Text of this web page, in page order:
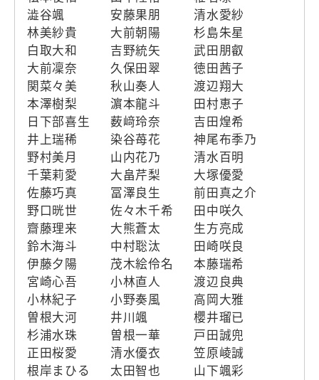
澁谷颯
安藤果朋
清水愛紗
林美紗貴
大前朝陽
杉島朱星
白取大和
吉野統矢
武田朋叡
大前凜奈
久保田翠
徳田茜子
関菜々美
秋山奏人
渡辺翔大
本澤樹梨
濵本龍斗
田村恵子
日下部喜生
薮﨑玲奈
吉田煌希
井上瑞稀
染谷苺花
神尾布季乃
野村美月
山内花乃
清水百明
千葉莉愛
大畠芹梨
大塚優愛
佐藤巧真
冨澤良生
前田真之介
野口晄世
佐々木千希
田中咲久
齋藤理来
大熊蒼太
生方亮成
鈴木海斗
中村聡汰
田崎咲良
伊藤夕陽
茂木絵伶名
本藤瑞希
宮崎心吾
小林直人
渡辺良典
小林紀子
小野奏風
高岡大雅
曽根大河
井川颯
櫻井瑠已
杉浦水珠
曽根一華
戸田誠兜
正田桜愛
清水優衣
笠原崚誠
根岸まひる
太田智也
山下颯彩